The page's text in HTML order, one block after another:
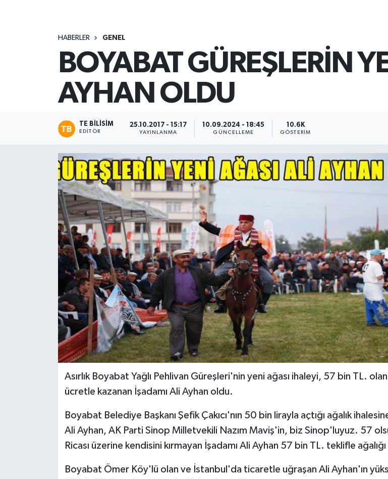
HABERLER GENEL
BOYABAT GÜREŞLERİN
AYHAN OLDU
TE BILISIM
EDITÖR
25.10.2017 - 15:17
YAYINLANMA
10.09.2024 - 18:45
GÜNCELLEME
10.6K
GÖSTERIM
Asırlık Boyabat Yağlı Pehlivan Güreşleri'nin yeni ağası ihaleyi, 57 bin TL.
ücretle kazanan İşadamı Ali Ayhan oldu.
Boyabat Belediye Başkanı Şefik Çakıcı'nın 50 bin lirayla açtığı ağalık
Ali Ayhan, AK Parti Sinop Milletvekili Nazım Maviş'in, biz Sinop'luyuz. 57
Ricası üzerine kendisini kırmayan İşadamı Ali Ayhan 57 bin TL. teklifle ağalığı
Boyabat Ömer Köy'lü olan ve İstanbul'da ticaretle uğraşan Ali Ayhan'ın